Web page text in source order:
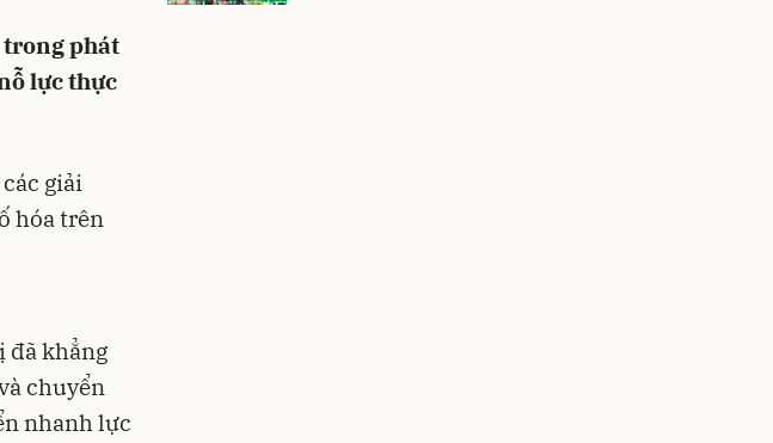
trong phát
lực thực
giải
hóa trên
đã khẳng
chuyển
nhanh lực